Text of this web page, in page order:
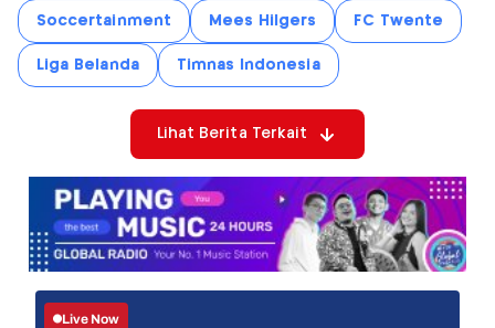
Soccertainment Mees Hilgers FC Twente
Liga Belanda Timnas Indonesia
Lihat Berita Terkait
Live Now